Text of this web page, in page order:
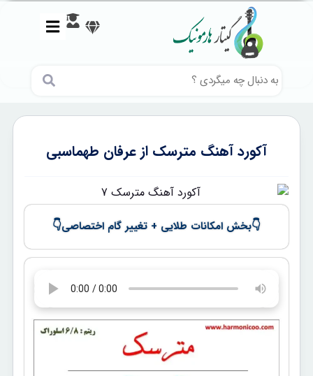
آکورد آهنگ مترسک از عرفان طهماسبی
👇بخش امکانات طلایی + تغییر گام اختصاصی👇